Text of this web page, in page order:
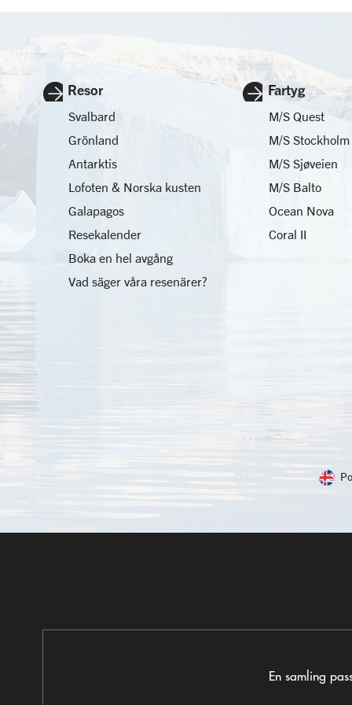
Resor
Svalbard
Grönland
Antarktis
Lofoten & Norska kusten
Galapagos
Resekalender
Boka en hel avgång
Vad säger våra resenärer?
Fartyg
M/S Quest
M/S Stockholm
M/S Sjøveien
M/S Balto
Ocean Nova
Coral II
En samling